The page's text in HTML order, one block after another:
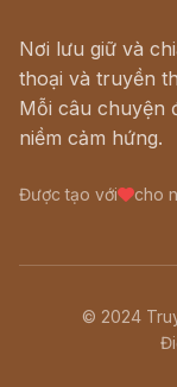
Nơi lưu giữ và
thoại và truyền
Mỗi câu chuyện
niềm cảm hứng.
Được tạo với cho
© 2024